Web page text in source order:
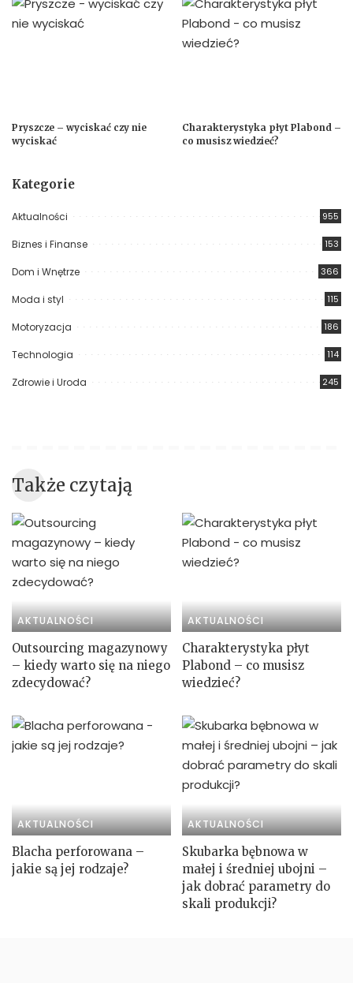
Pryszcze – wyciskać czy nie
wyciskać
Charakterystyka płyt Plabond –
co musisz wiedzieć?
Kategorie
Aktualności 955
Biznes i Finanse 153
Dom i Wnętrze 366
Moda i styl 115
Motoryzacja 186
Technologia 114
Zdrowie i Uroda 245
Także czytają
AKTUALNOŚCI
Outsourcing magazynowy
– kiedy warto się na niego
zdecydować?
AKTUALNOŚCI
Charakterystyka płyt
Plabond – co musisz
wiedzieć?
AKTUALNOŚCI
Blacha perforowana –
jakie są jej rodzaje?
AKTUALNOŚCI
Skubarka bębnowa w
małej i średniej ubojni –
jak dobrać parametry do
skali produkcji?